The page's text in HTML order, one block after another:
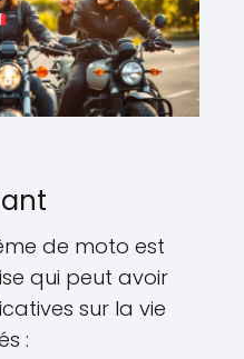
de moto est
qui peut avoir
sur la vie
: